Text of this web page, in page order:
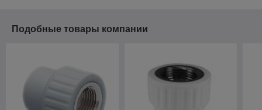
Подобные товары компании